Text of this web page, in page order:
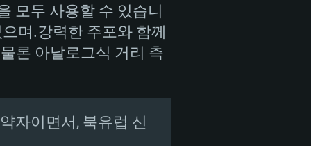
모두 사용할 수 있습니
며.강력한 주포와 함께
론 아날로그식 거리 측
자이면서, 북유럽 신